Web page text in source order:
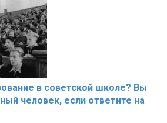
в советской школе? Вы
человек, если ответите на